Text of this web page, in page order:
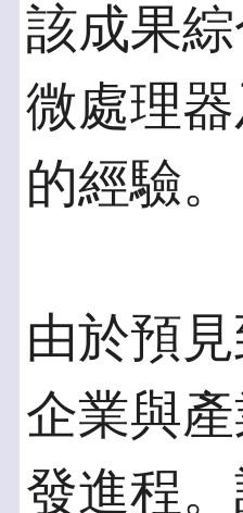
該成果
微處理
的經驗。
由於預
企業與
發進程